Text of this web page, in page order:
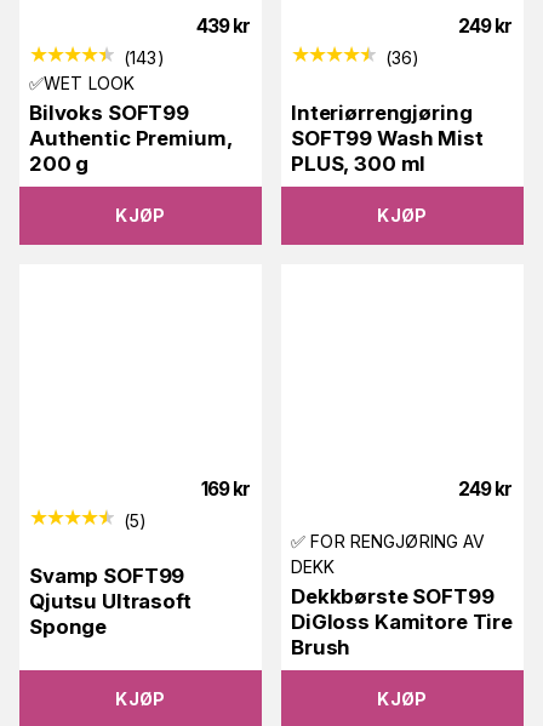
439 kr
(143)
✅WET LOOK
Bilvoks SOFT99
Authentic Premium,
200 g
KJØP
249 kr
(36)
Interiørrengjøring
SOFT99 Wash Mist
PLUS, 300 ml
KJØP
169 kr
(5)
Svamp SOFT99
Qjutsu Ultrasoft
Sponge
KJØP
249 kr
✅ FOR RENGJØRING AV
DEKK
Dekkbørste SOFT99
DiGloss Kamitore Tire
Brush
KJØP